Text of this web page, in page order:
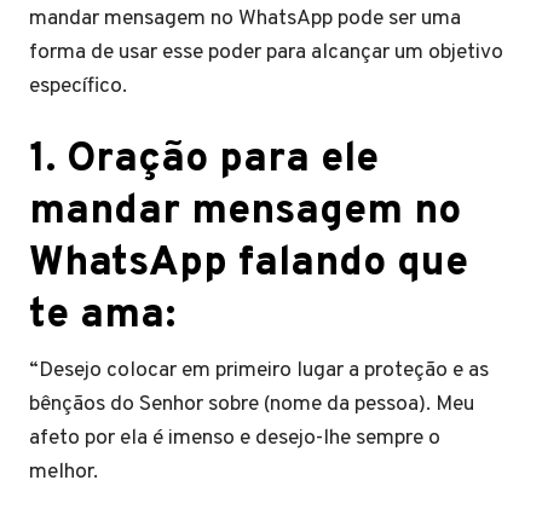
mandar mensagem no WhatsApp pode ser uma
forma de usar esse poder para alcançar um objetivo
específico.
1. Oração para ele
mandar mensagem no
WhatsApp falando que
te ama:
“Desejo colocar em primeiro lugar a proteção e as
bênçãos do Senhor sobre (nome da pessoa). Meu
afeto por ela é imenso e desejo-lhe sempre o
melhor.